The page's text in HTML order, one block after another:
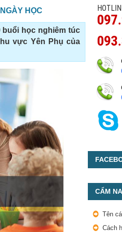
HỌC
buổi học nghiêm túc
vực Yên Phụ của
CẨM
Tên
Cách